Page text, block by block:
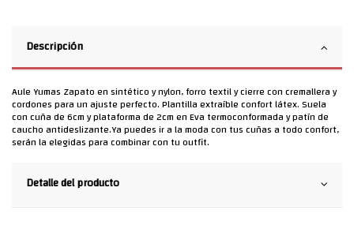
Descripción
Aule Yumas Zapato en sintético y nylon, forro textil y cierre con cremallera y
cordones para un ajuste perfecto. Plantilla extraíble confort látex. Suela
con cuña de 6cm y plataforma de 2cm en Eva termoconformada y patín de
caucho antideslizante.Ya puedes ir a la moda con tus cuñas a todo confort,
serán la elegidas para combinar con tu outfit.
Detalle del producto